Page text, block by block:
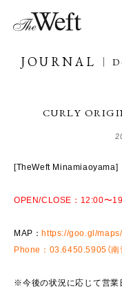
JOURNAL
CURLY
[TheWeft Minamiaoyama]
OPEN/CLOSE：12:00〜
MAP：https://goo.gl/
Phone：03.6450.5905（南
※今後の状況に応じて営業